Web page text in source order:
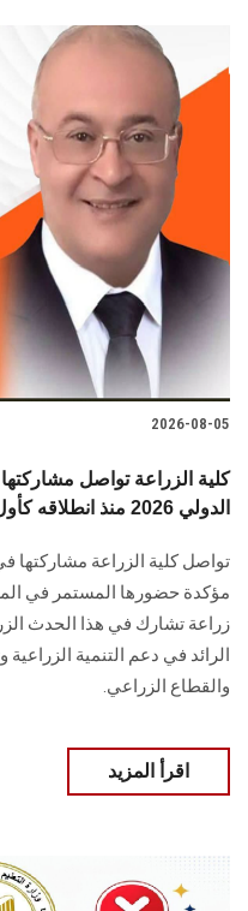
2026-08-05
كلية الزراعة تواصل
الدولي 2026 منذ انطلاقه كأول كلية زراعة تشارك بالمعرض
مؤكدة حضورها المستمر في
زراعة تشارك في هذا الحدث
الرائد في دعم التنمية الزراعية
والقطاع الزراعي.
اقرأ المزيد